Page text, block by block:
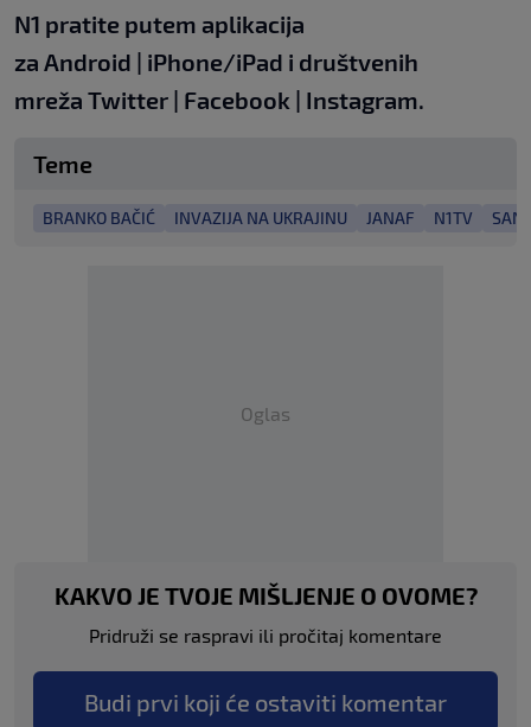
N1 pratite putem aplikacija
za Android | iPhone/iPad i društvenih
mreža Twitter | Facebook | Instagram.
Teme
BRANKO BAČIĆ INVAZIJA NA UKRAJINU JANAF N1TV
Oglas
KAKVO JE TVOJE MIŠLJENJE O OVOME?
Pridruži se raspravi ili pročitaj komentare
Budi prvi koji će ostaviti komentar